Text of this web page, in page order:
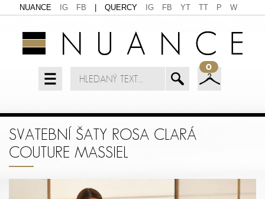
NUANCE IG FB QUERCY IG FB YT TT P W
0
SVATEBNÍ ŠATY ROSA CLARÁ
COUTURE MASSIEL